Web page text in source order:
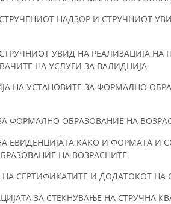
НАДЗОР И СТРУЧНИОТ
УВИД НА РЕАЛИЗАЦИЈА
НА УСЛУГИ ЗА ВАЛИДЦИЈА
НА УСТАНОВИТЕ ЗА ФОРМАЛНО
ФОРМАЛНО ОБРАЗОВАНИЕ НА
ЕВИДЕНЦИЈАТА КАКО И ФОРМАТА И
НА ВОЗРАСНИТЕ
СЕРТИФИКАТИТЕ И ДОДАТОКОТ НА
ЗА СТЕКНУВАЊЕ НА СТРУЧНА